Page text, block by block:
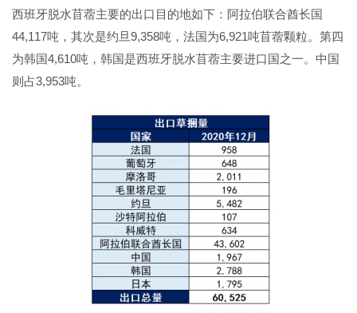
西班牙脱水苜蓿主要的出口目的地如下：阿拉伯联合酋长国
44,117吨，其次是约旦9,358吨，法国为6,921吨苜蓿颗粒。第四
为韩国4,610吨，韩国是西班牙脱水苜蓿主要进口国之一。中国
则占3,953吨。